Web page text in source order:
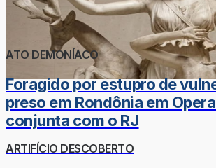
ATO DEMONÍACO
Foragido por estupro de
preso em Rondônia em
conjunta com o RJ
ARTIFÍCIO DESCOBERTO